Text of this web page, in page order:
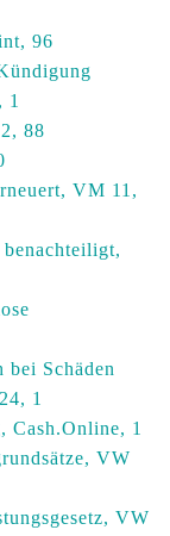
96
1
88
VM 11,
Schäden
1
Cash.Online, 1
VW
VW